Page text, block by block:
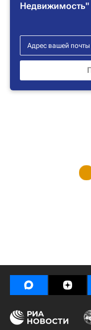
Недвижимость"